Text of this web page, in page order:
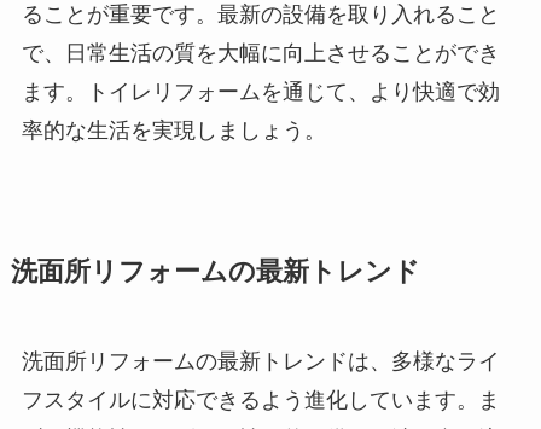
ることが重要です。最新の設備を取り入れること
で、日常生活の質を大幅に向上させることができ
ます。トイレリフォームを通じて、より快適で効
率的な生活を実現しましょう。
洗面所リフォームの最新トレンド
洗面所リフォームの最新トレンドは、多様なライ
フスタイルに対応できるよう進化しています。ま